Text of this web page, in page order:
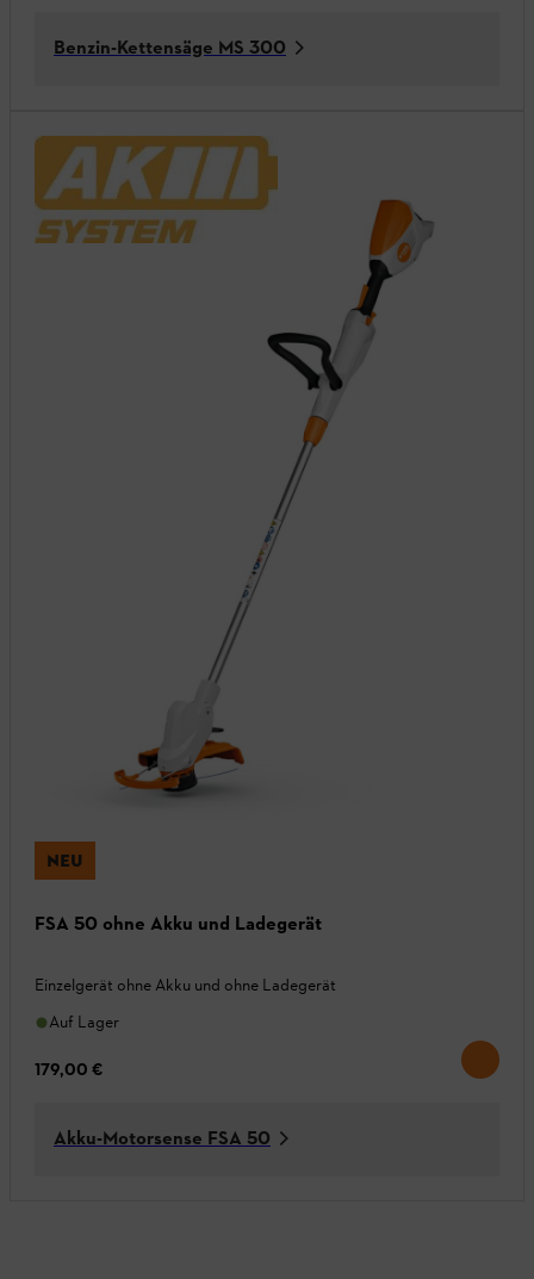
Benzin-Kettensäge MS 300
NEU
FSA 50 ohne Akku und Ladegerät
Einzelgerät ohne Akku und ohne Ladegerät
Auf Lager
179,00 €
Akku-Motorsense FSA 50